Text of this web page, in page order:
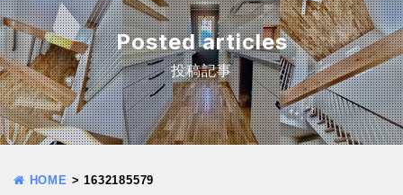
Posted articles
投稿記事
HOME >1632185579